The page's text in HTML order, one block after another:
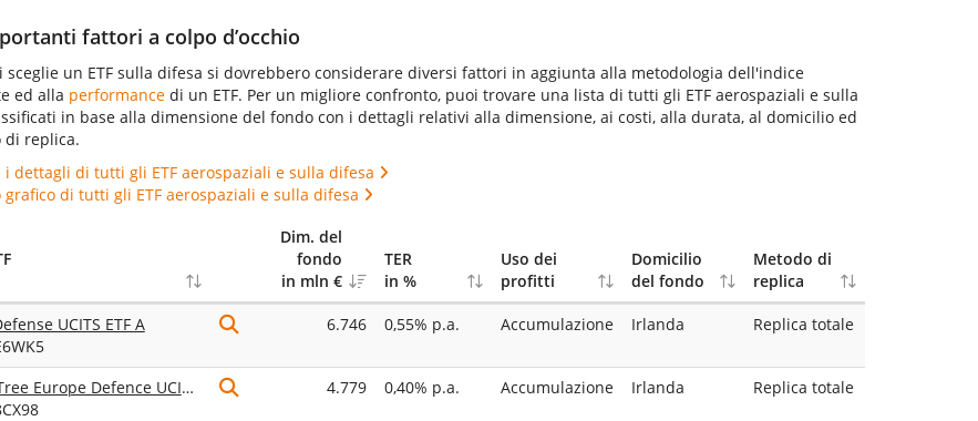
fattori a colpo d’occhio
sceglie un ETF sulla difesa si dovrebbero considerare diversi fattori in aggiunta alla metodologia dell'indice
ed alla performancedi un ETF. Per un migliore confronto, puoi trovare una lista di tutti gli ETF aerospaziali e sulla
in base alla dimensione del fondo con i dettagli relativi alla dimensione, ai costi, alla durata, al domicilio ed
di replica.
i dettagli di tutti gli ETF aerospaziali e sulla difesa
di tutti gli ETF aerospaziali e sulla difesa
Dim. del
fondo
in mln €
TER
in %
Uso dei
profitti
Domicilio
del fondo
Metodo di
replica
UCITS ETF A
6.746 0,55% p.a. Accumulazione Irlanda Replica totale
WisdomTree Europe Defence UCITS ETF EUR Unhedged Acc
4.779 0,40% p.a. Accumulazione Irlanda Replica totale